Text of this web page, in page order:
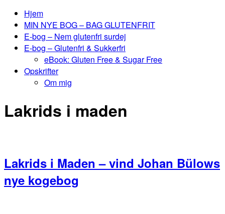
Hjem
MIN NYE BOG – BAG GLUTENFRIT
E-bog – Nem glutenfri surdej
E-bog – Glutenfri & Sukkerfri
eBook: Gluten Free & Sugar Free
Opskrifter
Om mig
Lakrids i maden
Lakrids i Maden – vind Johan Bülows
nye kogebog